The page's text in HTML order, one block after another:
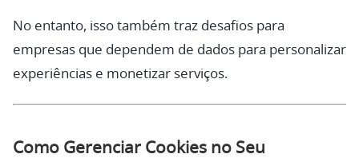
No entanto, isso também traz desafios para
empresas que dependem de dados para personalizar
experiências e monetizar serviços.
Como Gerenciar Cookies no Seu